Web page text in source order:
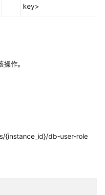
key>
作。
{instance_id}/db-user-role